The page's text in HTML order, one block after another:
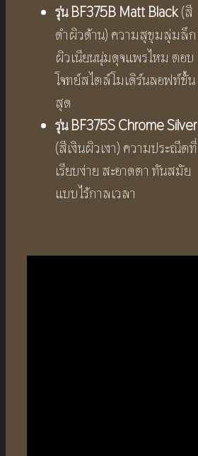
รุ่นBF375B Matt Black(สี
ดำผิวด้าน) ความสุขุมลุ่มลึก
ผิวเนียนนุ่มดุจแพรไหม ตอบ
โจทย์สไตล์โมเดิร์นลอฟท์ขั้น
สุด
รุ่นBF375S Chrome Silver
(สีเงินผิวเงา) ความประณีตที่
เรียบง่าย สะอาดตา ทันสมัย
แบบไร้กาลเวลา